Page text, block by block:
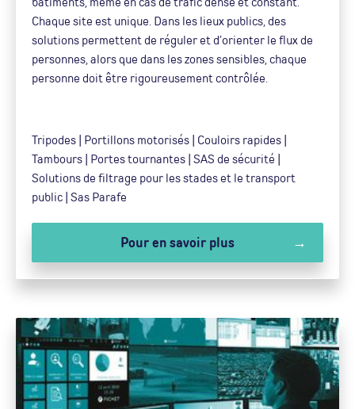
Chaque site est unique. Dans les lieux publics, des
solutions permettent de réguler et d’orienter le flux de
personnes, alors que dans les zones sensibles, chaque
personne doit être rigoureusement contrôlée.
Tripodes | Portillons motorisés | Couloirs rapides |
Tambours | Portes tournantes | SAS de sécurité |
Solutions de filtrage pour les stades et le transport
public | Sas Parafe
Pour en savoir plus